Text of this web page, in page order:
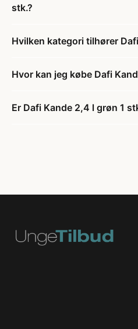
stk.?
Hvilken kategori tilhører
Hvor kan jeg købe Dafi
Er Dafi Kande 2,4 l grøn 1